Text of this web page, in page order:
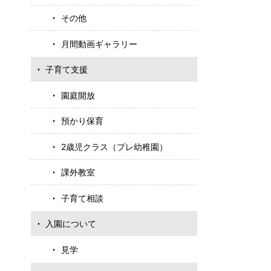
その他
月間動画ギャラリー
子育て支援
園庭開放
預かり保育
2歳児クラス（プレ幼稚園）
課外教室
子育て相談
入園について
見学